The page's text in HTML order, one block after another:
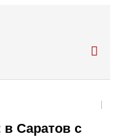
в Саратов с